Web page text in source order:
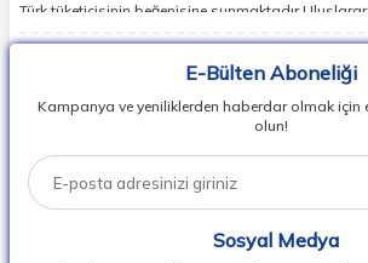
Türk tüketicisinin beğenisine
ispatlamış en doğru markaları sizlerle buluşturan
Dünyada en popüler bebek markalarının ürün
vipbebek.com ile satışını sağlıyor, Herkesin kolay
Dünyada en popüler bebek markalarının ürün
ve hızlı teslimat ile siz değerli kullanıcılarına
Sersa İthalat , Bebek Araç Gereçleri Üreticileri,
E-Bülten Aboneliği
Kampanya ve yeniliklerden haberdar olmak için
olun!
Sosyal Medya